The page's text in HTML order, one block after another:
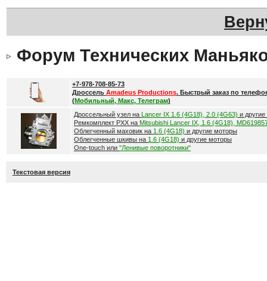
Форум Технических
+7-978-708-85-73
Дроссель Amadeus Productions. Быстрый заказ по
(Мобильный, Макс, Телеграм)
Дроссельный узел на Lancer IX 1.6 (4G18), 2.0 (4G63) и
Ремкомплект РХХ на Mitsubishi Lancer IX, 1.6 (4G18),
Облегченный маховик на 1.6 (4G18) и другие моторы
Облегченные шкивы на 1.6 (4G18) и другие моторы
One-touch или "Ленивые поворотники"
Текстовая версия